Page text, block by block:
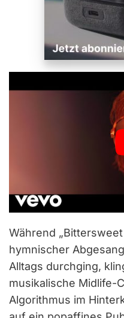
Während
hymnischer
Alltags durchging,
musikalische Midlife-
Algorithmus im